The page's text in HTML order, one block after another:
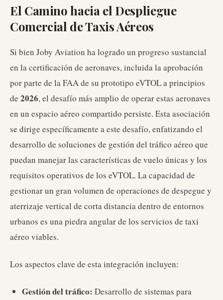
El Camino hacia el Despliegue
Comercial de Taxis Aéreos
Si bien Joby Aviation ha logrado un progreso sustancial
en la certificación de aeronaves, incluida la aprobación
por parte de la FAA de su prototipo eVTOL a principios
de 2026, el desafío más amplio de operar estas aeronaves
en un espacio aéreo compartido persiste. Esta asociación
se dirige específicamente a este desafío, enfatizando el
desarrollo de soluciones de gestión del tráfico aéreo que
puedan manejar las características de vuelo únicas y los
requisitos operativos de los eVTOL. La capacidad de
gestionar un gran volumen de operaciones de despegue y
aterrizaje vertical de corta distancia dentro de entornos
urbanos es una piedra angular de los servicios de taxi
aéreo viables.
Los aspectos clave de esta integración incluyen:
Gestión del tráfico: Desarrollo de sistemas para